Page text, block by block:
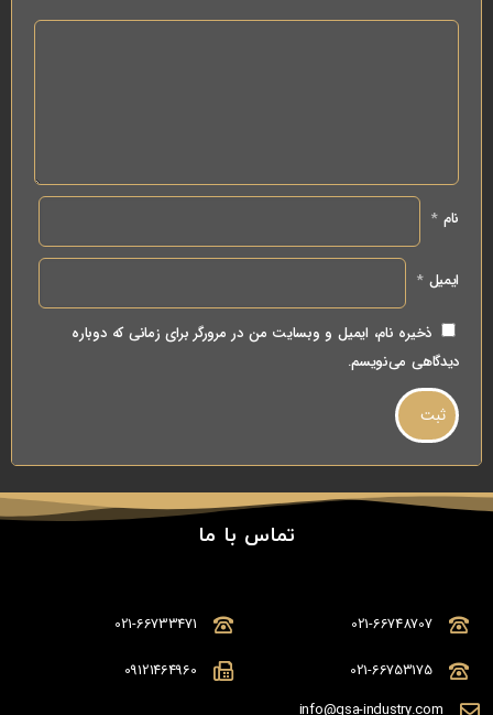
نام*
ایمیل*
ذخیره نام، ایمیل و وبسایت من در مرورگر برای زمانی که دوباره
دیدگاهی می‌نویسم.
تماس با ما
021-66748707
021-66753175
021-66733471
09121464960
info@gsa-industry.com